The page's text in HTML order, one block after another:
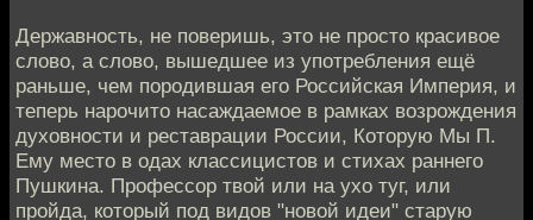
Державность, не поверишь, это не просто красивое
слово, а слово, вышедшее из употребления ещё
раньше, чем породившая его Российская Империя, и
теперь нарочито насаждаемое в рамках возрождения
духовности и реставрации России, Которую Мы П.
Ему место в одах классицистов и стихах раннего
Пушкина. Профессор твой или на ухо туг, или
пройда, который под видов "новой идеи" старую